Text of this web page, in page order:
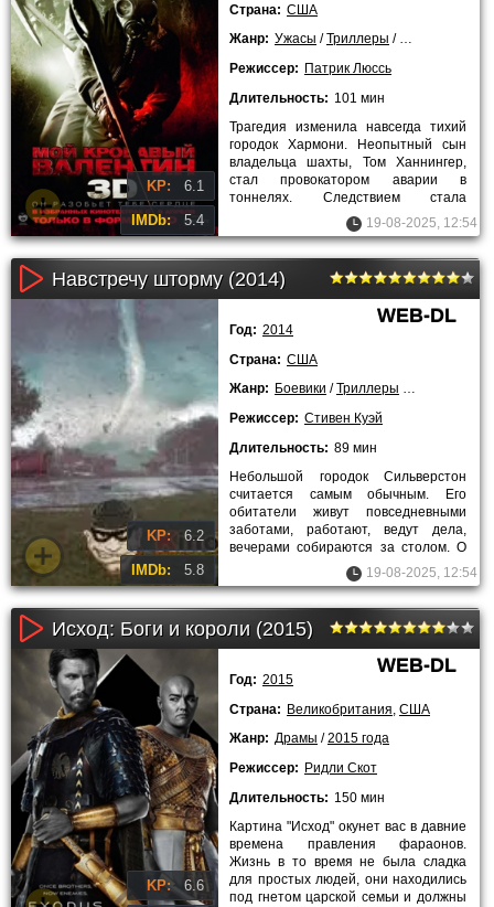
KP: 6.1
IMDb: 5.4
Страна: США
Жанр: Ужасы /Триллеры / Зарубежные
Режиссер: Патрик Люссь
Длительность: 101 мин
Трагедия изменила навсегда тихий
городок Хармони. Неопытный сын
владельца шахты, Том Ханнингер,
стал провокатором аварии в
тоннелях. Следствием стала
ужасная катастрофа - погребенными
19-08-2025, 12:54
Навстречу шторму (2014)
KP: 6.2
IMDb: 5.8
WEB-DL
Год: 2014
Страна: США
Жанр: Боевики /Триллеры
2014 года
Режиссер: Стивен Куэй
Длительность: 89 мин
Небольшой городок Сильверстон
считается самым обычным. Его
обитатели живут повседневными
заботами, работают, ведут дела,
вечерами собираются за столом. О
том, что на городок надвигается
19-08-2025, 12:54
Исход: Боги и короли (2015)
KP: 6.6
WEB-DL
Год: 2015
Страна: Великобритания США
Жанр: Драмы /2015 года
Режиссер: Ридли Скот
Длительность: 150 мин
Картина "Исход" окунет вас в давние
времена правления фараонов.
Жизнь в то время не была сладка
для простых людей, они находились
под гнетом царской семьи и должны